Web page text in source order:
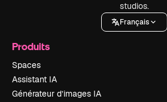
studios.
Français
Produits
Spaces
Assistant IA
Générateur d’images IA